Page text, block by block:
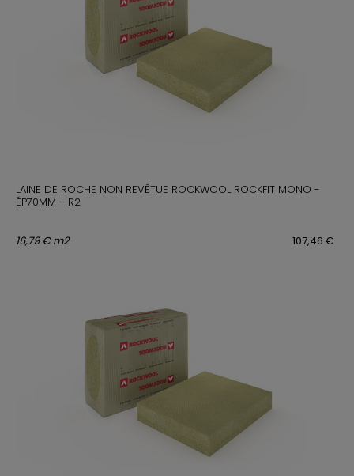
LAINE DE ROCHE NON REVÊTUE ROCKWOOL ROCKFIT MONO -
ÉP70MM - R2
107,46 €
16,79 € m2